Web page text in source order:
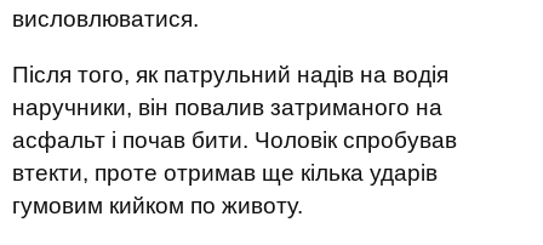
висловлюватися.
Після того, як патрульний надів на водія
наручники, він повалив затриманого на
асфальт і почав бити. Чоловік спробував
втекти, проте отримав ще кілька ударів
гумовим кийком по животу.